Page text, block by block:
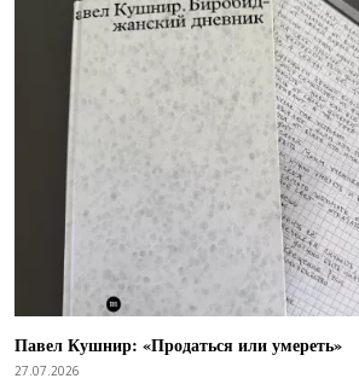
Павел Кушнир: «Продаться или умереть»
27.07.2026